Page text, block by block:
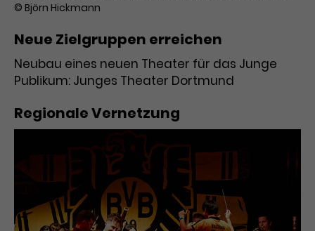
© Björn Hickmann
Neue Zielgruppen erreichen
Neubau eines neuen Theater für das Junge
Publikum: Junges Theater Dortmund
Regionale Vernetzung